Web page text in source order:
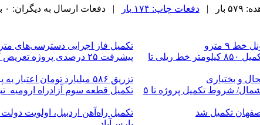
|
دفعات چاپ: ۱۷۴ بار | دفعات ارسال به دیگران: ۰ بار |
۹ مترو
تکمیل فاز اجرایی دسترسی‌های
هدف‌گذاری شرکت ساخت‌وتوسعه برای تکمیل ۸۵۰ کیلومتر خط ریلی تا
پیشرفت ۲۵ درصدی پروژه تعریض گردنه پاتاق در مسیر بزرگراه کربلا
و بختیاری
تزریق ۵۸۶ میلیارد تومان اعتبار به پروژه های راهسازی ایلام
عقب‌ماندگی ۶.۵ همتی در آزادراه تهران - شمال/ شروط تکمیل پروژه تا ۵
تکمیل قطعه سوم آزادراه ارومیه_تبریز نیازمند
تکمیل راه‌آهن اردبیل، اولویت